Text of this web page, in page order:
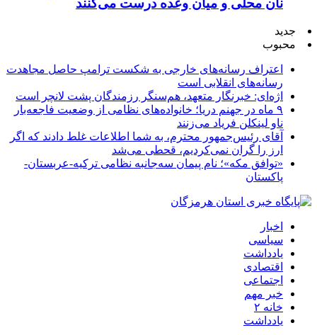
نان محلی و میان وعده درست می‌کنند
جدید
محبوب
اعتراف رسانه‌های خارجی به شکست ترامپ حاصل مجاهدت
رسانه‌های انقلابی است
اژه‌ای: خبرنگار متعهد، هم‌سنگر رزمندگان پشت لانچر است
۹ ماه در جهنم دریا؛ خانواده‌های نظامی از وضعیت فاجعه‌بار
ناو لینکلن فریاد می‌زنند
آقای رئیس‌جمهور محترم، به شما اطلاعات غلط دادند که اگر
ارز را گران نمی‌کردیم، قحطی می‌شد
«توافق مکه»؛ نام پیمان سه‌جانبه نظامی ترکیه-عربستان-
پاکستان
اخبار
سیاسی
یادداشت
اقتصادی
اجتماعی
خبر مهم
خانه ۲
یادداشت